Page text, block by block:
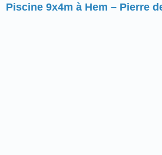
Piscine 9x4m à Hem – Pierre